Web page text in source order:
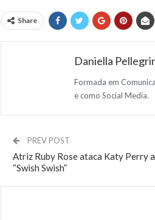
Share
Daniella
Formada em
e como Social Media.
PREV POST
Atriz Ruby Rose ataca Katy Perry
“Swish Swish”